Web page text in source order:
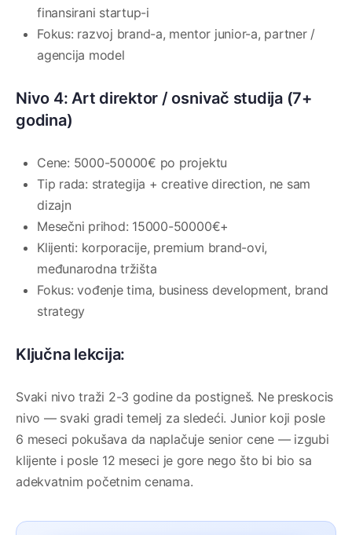
finansirani startup-i
Fokus: razvoj brand-a, mentor junior-a, partner /
agencija model
Nivo 4: Art direktor / osnivač studija (7+
godina)
Cene: 5000-50000€ po projektu
Tip rada: strategija + creative direction, ne sam
dizajn
Mesečni prihod: 15000-50000€+
Klijenti: korporacije, premium brand-ovi,
međunarodna tržišta
Fokus: vođenje tima, business development, brand
strategy
Ključna lekcija:
Svaki nivo traži 2-3 godine da postigneš. Ne preskocis
nivo — svaki gradi temelj za sledeći. Junior koji posle
6 meseci pokušava da naplačuje senior cene — izgubi
klijente i posle 12 meseci je gore nego što bi bio sa
adekvatnim početnim cenama.